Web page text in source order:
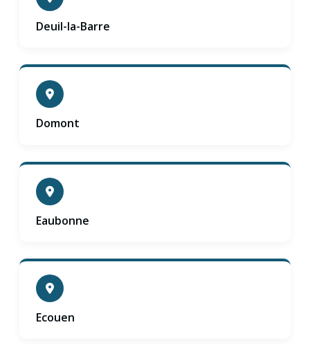
Deuil-la-Barre
Domont
Eaubonne
Ecouen